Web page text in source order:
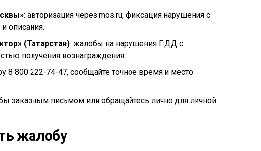
: авторизация через mos.ru, фиксация нарушения с
описания.
(Татарстан): жалобы на нарушения ПДД с
получения вознаграждения.
8 800 222-74-47, сообщайте точное время и место
заказным письмом или обращайтесь лично для личной
жалобу